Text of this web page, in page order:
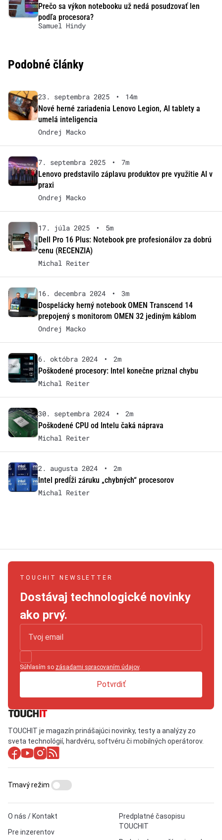
Prečo sa výkon notebooku už nedá posudzovať len
podľa procesora?
Samuel Hindy
Podobné články
23. septembra 2025 •
14m
Nové herné zariadenia Lenovo Legion, AI tablety a
umelá inteligencia
Ondrej Macko
7. septembra 2025 •
7m
Lenovo predstavilo záplavu produktov pre využitie AI v
praxi
Ondrej Macko
17. júla 2025 •
5m
Dell Pro 16 Plus: Notebook pre profesionálov za dobrú
cenu (RECENZIA)
Michal Reiter
16. decembra 2024 •
3m
Dospelácky herný notebook OMEN Transcend 14
prepojený s monitorom OMEN 32 jediným káblom
Ondrej Macko
6. októbra 2024 •
2m
Poškodené procesory: Intel konečne priznal chybu
Michal Reiter
30. septembra 2024 •
2m
Poškodené CPU od Intelu čaká náprava
Michal Reiter
2. augusta 2024 •
2m
Intel predĺži záruku „chybných“ procesorov
Michal Reiter
TOUCHIT NEWSLETTER
Dostávaj technologické novinky
ako prvý.
Súhlasím so zásadami spracovaním údajov.
Potvrdiť
TOUCHIT je magazín prinášajúci novinky, testy a analýzy zo
sveta technológií, hardvéru, softvéru či mobilných operátorov.
O nás / Kontakt
Pre inzerentov
Predplatné časopisu
TOUCHIT
Tmavý režim